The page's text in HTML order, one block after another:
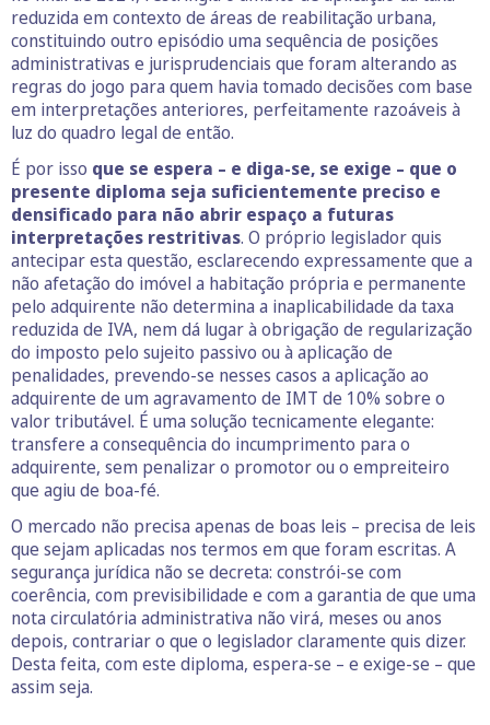
reduzida em contexto de áreas de reabilitação urbana,
constituindo outro episódio uma sequência de posições
administrativas e jurisprudenciais que foram alterando as
regras do jogo para quem havia tomado decisões com base
em interpretações anteriores, perfeitamente razoáveis à
luz do quadro legal de então.
É por isso que se espera – e diga-se, se exige – que o
presente diploma seja suficientemente preciso e
densificado para não abrir espaço a futuras
interpretações restritivas. O próprio legislador quis
antecipar esta questão, esclarecendo expressamente que a
não afetação do imóvel a habitação própria e permanente
pelo adquirente não determina a inaplicabilidade da taxa
reduzida de IVA, nem dá lugar à obrigação de regularização
do imposto pelo sujeito passivo ou à aplicação de
penalidades, prevendo-se nesses casos a aplicação ao
adquirente de um agravamento de IMT de 10% sobre o
valor tributável. É uma solução tecnicamente elegante:
transfere a consequência do incumprimento para o
adquirente, sem penalizar o promotor ou o empreiteiro
que agiu de boa-fé.
O mercado não precisa apenas de boas leis – precisa de leis
que sejam aplicadas nos termos em que foram escritas. A
segurança jurídica não se decreta: constrói-se com
coerência, com previsibilidade e com a garantia de que uma
nota circulatória administrativa não virá, meses ou anos
depois, contrariar o que o legislador claramente quis dizer.
Desta feita, com este diploma, espera-se – e exige-se – que
assim seja.